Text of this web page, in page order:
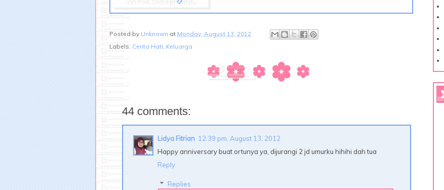
Posted by Unknown at Monday, August 13, 2012
Labels: Cerita Hati, Keluarga
44 comments:
Lidya Fitrian 12:39 pm, August 13, 2012
Happy anniversary buat ortunya ya, dijurangi 2 jd umurku hihihi dah tua
Reply
Replies